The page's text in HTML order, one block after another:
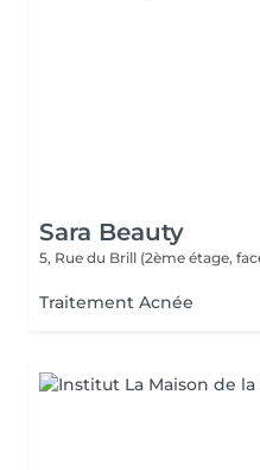
Sara Beauty
5, Rue du Brill (2ème étage,
Traitement Acnée